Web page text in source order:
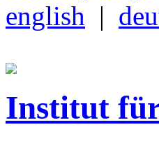
english |
Institut